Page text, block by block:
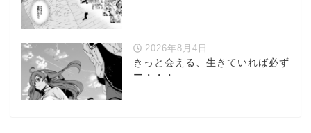
2026年8月4日
きっと会える、生きていれば必ず
ー・・・